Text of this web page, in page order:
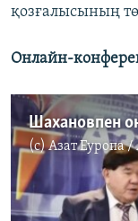
қозғалысының
Онлайн-
(c)Азат Еуропа
No